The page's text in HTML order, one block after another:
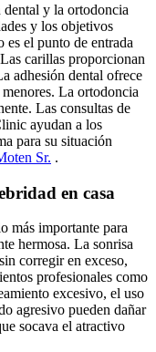
y la ortodoncia
y los objetivos
es el punto de entrada
carillas proporcionan
adhesión dental ofrece
La ortodoncia
Las consultas de
ayudan a los
para su situación
Sr. .
en casa
más importante para
hermosa. La sonrisa
corregir en exceso,
profesionales como
excesivo, el uso
agresivo pueden dañar
socava el atractivo